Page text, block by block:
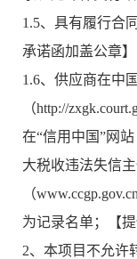
1.5、具有履行合
承诺函加盖公章】
1.6、供应商在中
（http://
在“信用中国”网
大税收违法失信
（
为记录名单；【
2、本项目不允许